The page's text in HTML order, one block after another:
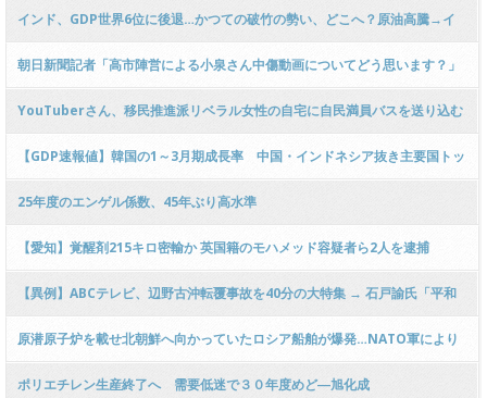
ｗｗｗｗｗｗｗｗｗｗｗｗｗｗｗｗｗｗｗ
インド、GDP世界6位に後退…かつての破竹の勢い、どこへ？原油高騰→イ
ンフレにパキスタンとの水紛争も要警戒
朝日新聞記者「高市陣営による小泉さん中傷動画についてどう思います？」
小泉大臣「回答の必要なし」
YouTuberさん、移民推進派リベラル女性の自宅に自民満員バスを送り込む
超過激実験を敢行した結果 → ｗｗｗｗｗｗｗｗｗｗｗｗｗｗｗｗｗｗｗｗ
【GDP速報値】韓国の1～3月期成長率 中国・インドネシア抜き主要国トッ
プに
25年度のエンゲル係数、45年ぶり高水準
【愛知】覚醒剤215キロ密輸か 英国籍のモハメッド容疑者ら2人を逮捕
【異例】ABCテレビ、辺野古沖転覆事故を40分の大特集 → 石戸諭氏「平和
学習を名乗る資格が同志社国際にも反対協にもない！」 → ﾈｯﾄ「他局も続
け！」ｗｗｗｗｗｗｗｗｗｗｗ
原潜原子炉を載せ北朝鮮へ向かっていたロシア船舶が爆発…NATO軍により
沈没か
ポリエチレン生産終了へ 需要低迷で３０年度めど―旭化成